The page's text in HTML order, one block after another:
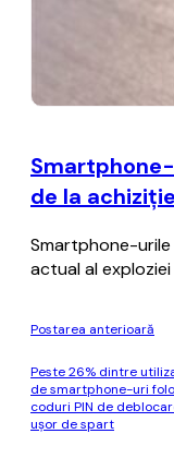
de la achiziţie
Smartphone-
actual al
Postarea anterioară
Peste 26% dintre
de smartphone-uri
coduri PIN de
uşor de spart